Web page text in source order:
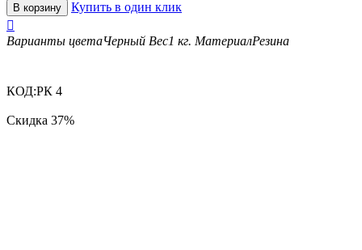
В корзину
Купить в один клик

Варианты цветаЧерный Вес1 кг. МатериалРезина
КОД:РК 4
Скидка 37%